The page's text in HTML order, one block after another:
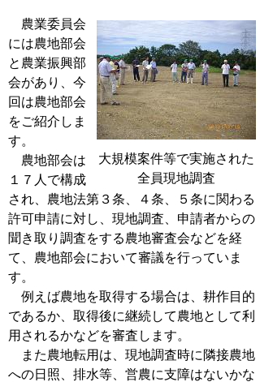
大規模案件等で実施された
全員現地調査
農業委員会
には農地部会
と農業振興部
会があり、今
回は農地部会
をご紹介しま
す。
農地部会は
１７人で構成
され、農地法第３条、４条、５条に関わる
許可申請に対し、現地調査、申請者からの
聞き取り調査をする農地審査会などを経
て、農地部会において審議を行っていま
す。
例えば農地を取得する場合は、耕作目的
であるか、取得後に継続して農地として利
用されるかなどを審査します。
また農地転用は、現地調査時に隣接農地
への日照、排水等、営農に支障はないかな